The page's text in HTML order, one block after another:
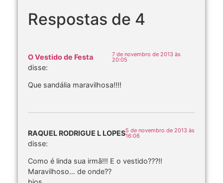
Respostas de 4
O Vestido de Festa
disse:
7 de novembro de 2013 às
20:05
Que sandália maravilhosa!!!!
RAQUEL RODRIGUE L LOPES
disse:
5 de novembro de 2013 às
16:06
Como é linda sua irmã!!! E o vestido???!!
Maravilhoso… de onde??